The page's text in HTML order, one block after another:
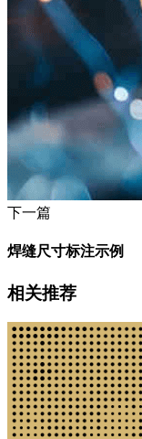
下一篇
焊缝尺寸标注示例
相关推荐